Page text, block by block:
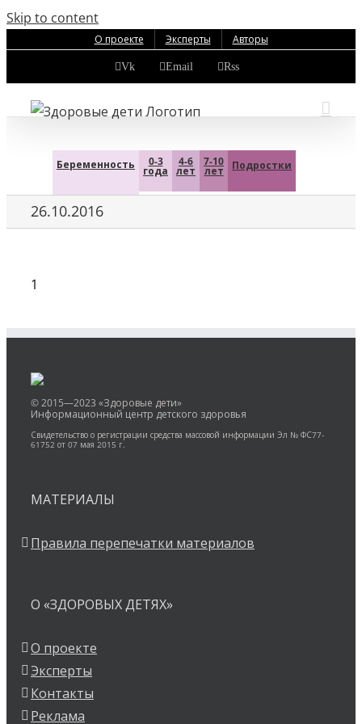
Skip to content
О проекте Эксперты Авторы
Vk Email Rss
Беременность 0-3
года
4-6
лет
7-10
лет Подростки
26.10.2016
1
© 2015—2023 «Здоровые дети»
Информационный центр детского здоровья
Свидетельство о регистрации средства массовой информации Эл № ФС77-
61752 от 07 мая 2015 г.
МАТЕРИАЛЫ
Правила перепечатки материалов
О «ЗДОРОВЫХ ДЕТЯХ»
О проекте
Эксперты
Контакты
Реклама